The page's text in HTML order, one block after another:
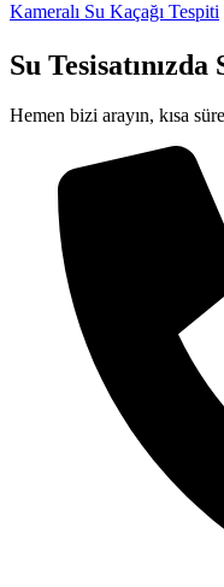
Kameralı Su Kaçağı Tespiti
Su
Hemen bizi arayın, kısa